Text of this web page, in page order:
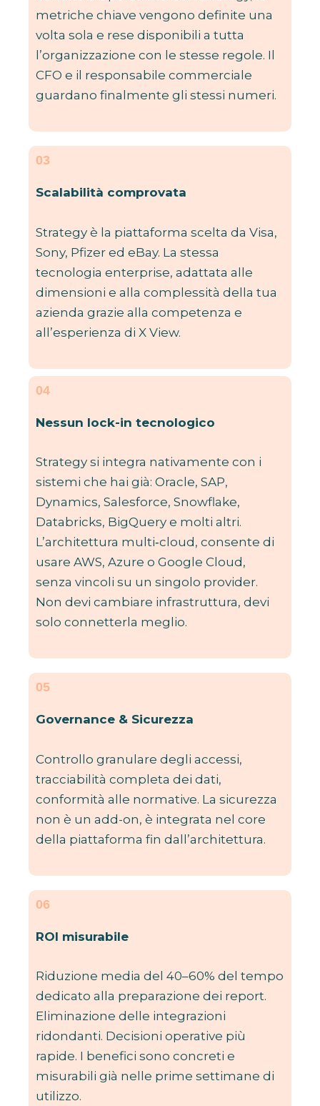
metriche chiave vengono definite una
volta sola e rese disponibili a tutta
l’organizzazione con le stesse regole. Il
CFO e il responsabile commerciale
guardano finalmente gli stessi numeri.
03
Scalabilità comprovata
Strategy è la piattaforma scelta da Visa,
Sony, Pfizer ed eBay. La stessa
tecnologia enterprise, adattata alle
dimensioni e alla complessità della tua
azienda grazie alla competenza e
all’esperienza di X View.
04
Nessun lock-in tecnologico
Strategy si integra nativamente con i
sistemi che hai già: Oracle, SAP,
Dynamics, Salesforce, Snowflake,
Databricks, BigQuery e molti altri.
L’architettura multi‑cloud, consente di
usare AWS, Azure o Google Cloud,
senza vincoli su un singolo provider.
Non devi cambiare infrastruttura, devi
solo connetterla meglio.
05
Governance & Sicurezza
Controllo granulare degli accessi,
tracciabilità completa dei dati,
conformità alle normative. La sicurezza
non è un add-on, è integrata nel core
della piattaforma fin dall’architettura.
06
ROI misurabile
Riduzione media del 40–60% del tempo
dedicato alla preparazione dei report.
Eliminazione delle integrazioni
ridondanti. Decisioni operative più
rapide. I benefici sono concreti e
misurabili già nelle prime settimane di
utilizzo.